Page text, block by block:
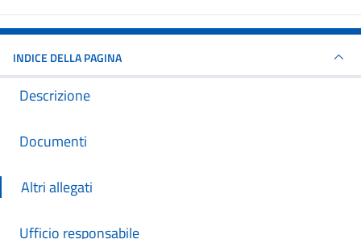
INDICE DELLA PAGINA
Descrizione
Documenti
Altri allegati
Ufficio responsabile